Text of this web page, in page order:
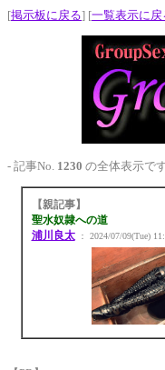
[掲示板に戻る] [一覧表示に戻
- 記事No. 1230 の全体表示です
【親記事】
聖水奴隷への道
浦川良太： 2024/07/09(Tue)